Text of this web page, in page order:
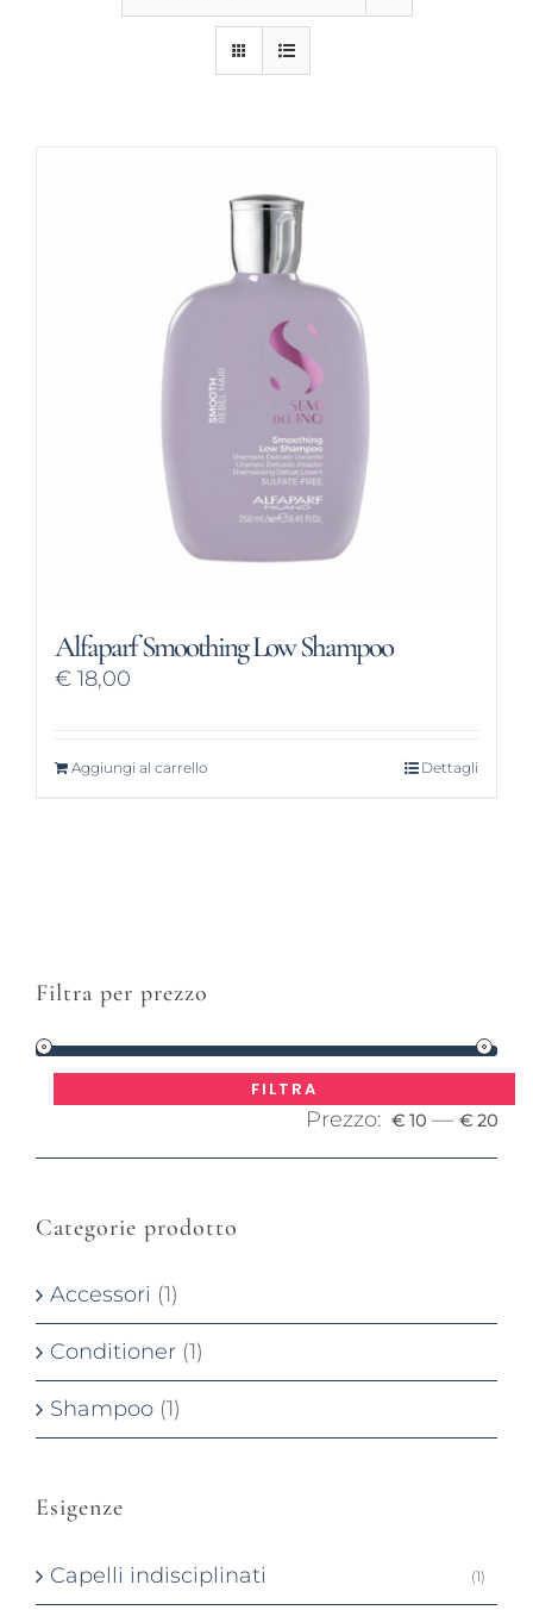
Alfaparf Smoothing Low Shampoo
€ 18,00
Aggiungi al carrello Dettagli
Filtra per prezzo
FILTRA
Prezzo: € 10 — € 20
Categorie prodotto
Accessori (1)
Conditioner (1)
Shampoo (1)
Esigenze
Capelli indisciplinati (1)